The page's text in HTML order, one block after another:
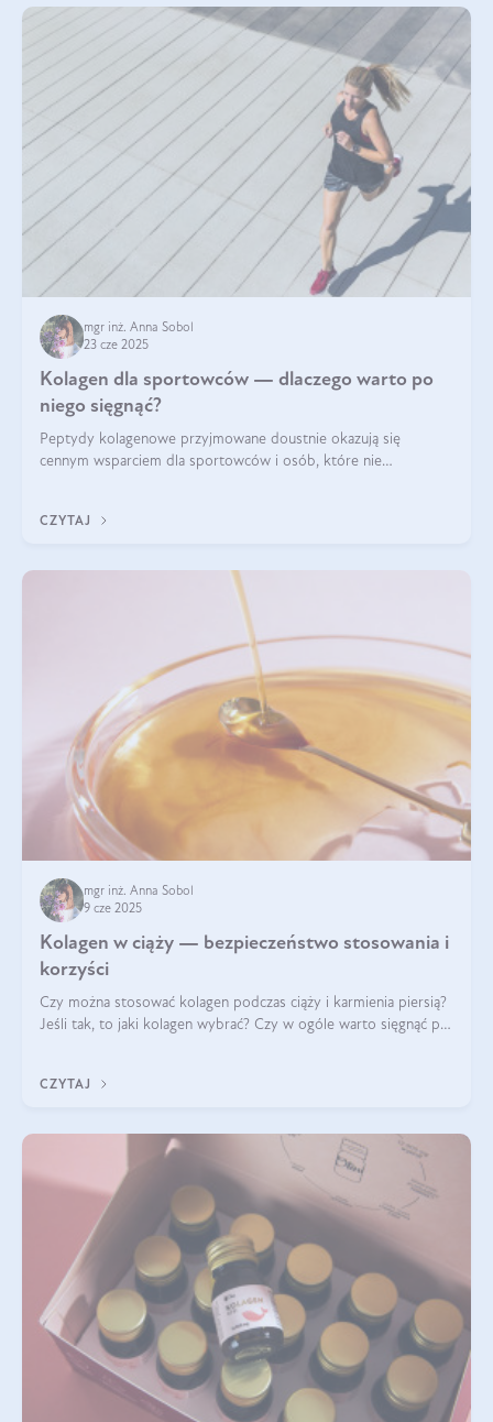
mgr inż. Anna Sobol
23 cze 2025
Kolagen dla sportowców — dlaczego warto po
niego sięgnąć?
Peptydy kolagenowe przyjmowane doustnie okazują się
cennym wsparciem dla sportowców i osób, które nie
CZYTAJ
mgr inż. Anna Sobol
9 cze 2025
Kolagen w ciąży — bezpieczeństwo stosowania i
korzyści
Czy można stosować kolagen podczas ciąży i karmienia piersią?
Jeśli tak, to jaki kolagen wybrać? Czy w ogóle warto sięgnąć po
CZYTAJ